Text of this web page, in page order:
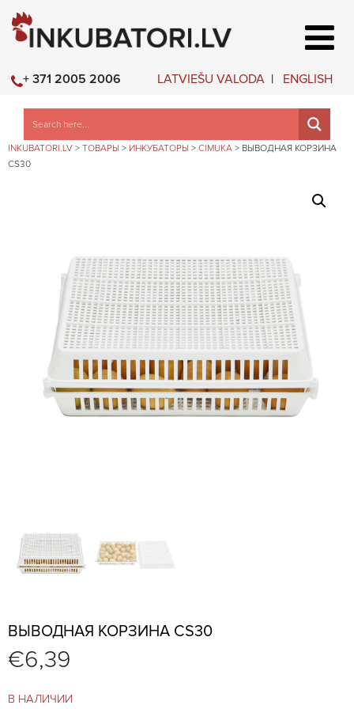
LATVIEŠU VALODA ENGLISH
+ 371 2005 2006
INKUBATORI.LV > ТОВАРЫ > ИНКУБАТОРЫ > CIMUKA > ВЫВОДНАЯ КОРЗИНА
CS30
ВЫВОДНАЯ КОРЗИНА CS30
€6,39
В НАЛИЧИИ